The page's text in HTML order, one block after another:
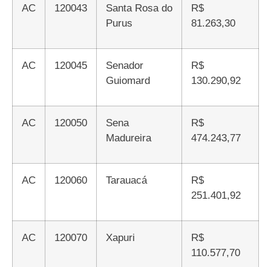
AC 120043
Santa Rosa do
Purus
R$
81.263,30
AC 120045
Senador
Guiomard
R$
130.290,92
AC 120050
Sena
Madureira
R$
474.243,77
AC 120060 Tarauacá
R$
251.401,92
AC 120070 Xapuri
R$
110.577,70